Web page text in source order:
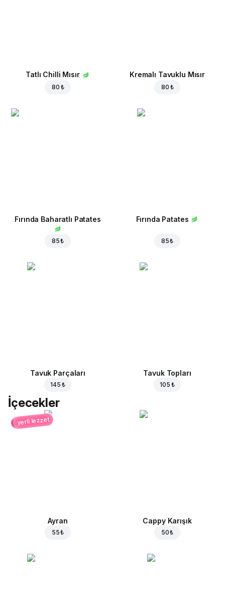
Tatlı Chilli Mısır
80 ₺
Kremalı Tavuklu Mısır
80 ₺
Fırında Baharatlı Patates
85 ₺
Fırında Patates
85 ₺
Tavuk Parçaları
145 ₺
Tavuk Topları
105 ₺
İçecekler
yerli lezzet
Ayran
55 ₺
Cappy Karışık
50 ₺